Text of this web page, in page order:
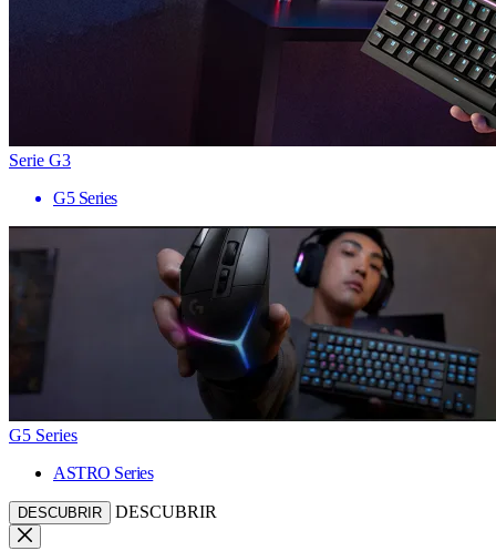
Serie G3
G5 Series
G5 Series
ASTRO Series
DESCUBRIR DESCUBRIR